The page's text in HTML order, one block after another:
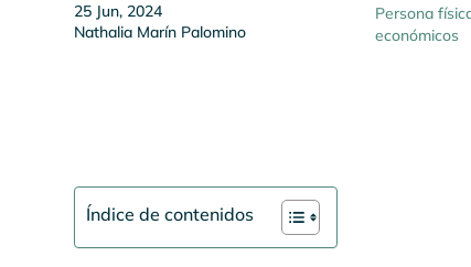
25 Jun, 2024
Nathalia Marín Palomino
Persona
económicos
Índice de contenidos